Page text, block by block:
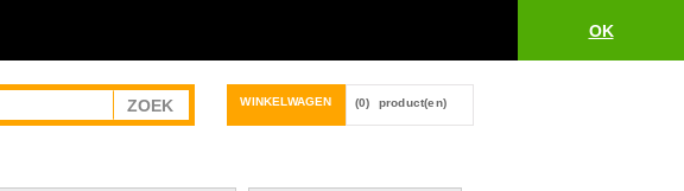
OK
WINKELWAGEN (0) product(en)